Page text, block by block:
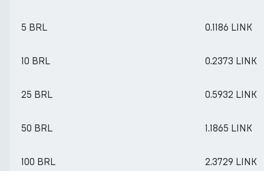
5 BRL 0.1186 LINK
10 BRL 0.2373 LINK
25 BRL 0.5932 LINK
50 BRL 1.1865 LINK
100 BRL 2.3729 LINK